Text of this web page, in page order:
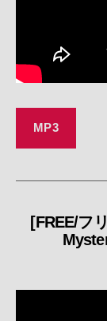
MP3
[FREE/フ